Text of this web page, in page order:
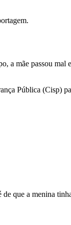
a mãe passou
Pública (Cisp)
que a menina